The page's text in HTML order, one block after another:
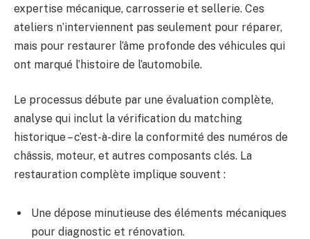
expertise mécanique, carrosserie et sellerie. Ces
ateliers n’interviennent pas seulement pour réparer,
mais pour restaurer l’âme profonde des véhicules qui
ont marqué l’histoire de l’automobile.
Le processus débute par une évaluation complète,
analyse qui inclut la vérification du matching
historique – c’est-à-dire la conformité des numéros de
châssis, moteur, et autres composants clés. La
restauration complète implique souvent :
Une dépose minutieuse des éléments mécaniques
pour diagnostic et rénovation.